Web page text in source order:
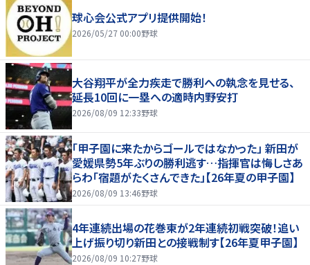
球心会公式アプリ提供開始！
2026/05/27 00:00野球
大谷翔平が全力疾走で勝利への執念を見せる、
延長10回に一塁への適時内野安打
2026/08/09 12:33野球
「甲子園に来たからゴールではなかった」 新田が
愛媛県勢5年ぶりの勝利逃す…指揮官は悔しさあ
らわ「宿題がたくさんできた」【26年夏の甲子園】
2026/08/09 13:46野球
4年連続出場の花巻東が2年連続初戦突破！追い
上げ振り切り新田との接戦制す【26年夏甲子園】
2026/08/09 10:27野球